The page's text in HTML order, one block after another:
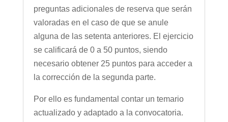
preguntas adicionales de reserva que serán
valoradas en el caso de que se anule
alguna de las setenta anteriores. El ejercicio
se calificará de 0 a 50 puntos, siendo
necesario obtener 25 puntos para acceder a
la corrección de la segunda parte.
Por ello es fundamental contar un temario
actualizado y adaptado a la convocatoria.